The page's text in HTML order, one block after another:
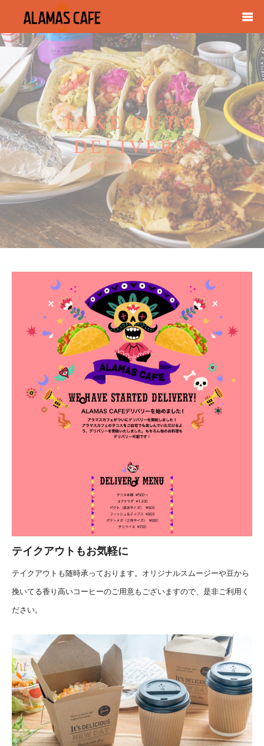
TAKE OUT＆
DELIVERY
テイクアウト&デリバリー
テイクアウトもお気軽に
テイクアウトも随時承っております。オリジナルスムージーや豆から
挽いてる香り高いコーヒーのご用意もございますので、是非ご利用く
ださい。